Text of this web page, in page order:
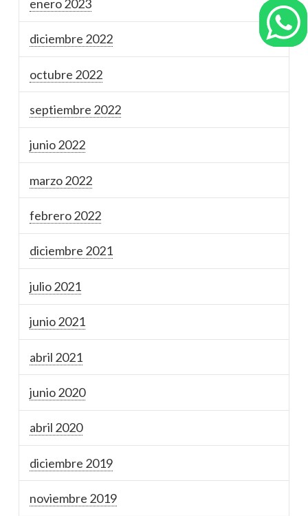
enero 2023
diciembre 2022
octubre 2022
septiembre 2022
junio 2022
marzo 2022
febrero 2022
diciembre 2021
julio 2021
junio 2021
abril 2021
junio 2020
abril 2020
diciembre 2019
noviembre 2019